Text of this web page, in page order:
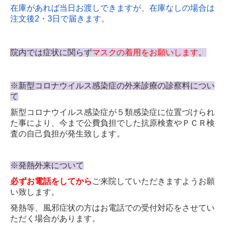
在庫があれば当日お渡しできますが、在庫なしの場合は
注文後2・3日で届きます。
院内では症状に関らずマスクの着用をお願いします。
※新型コロナウイルス感染症の外来診療の診察料につい
て
新型コロナウイルス感染症が５類感染症に位置づけられ
た事により、今まで公費負担でした抗原検査やＰＣＲ検
査の自己負担が発生致します。
※発熱外来について
必ずお電話をしてから ご来院していただきますようお願
い致します。
発熱等、風邪症状の方はお電話での受付対応をさせてい
ただく場合があります。